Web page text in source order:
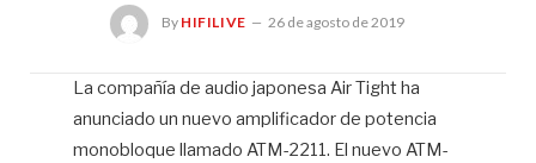
By HIFILIVE 26 de agosto de 2019
La compañía de audio japonesa Air Tight ha
anunciado un nuevo amplificador de potencia
monobloque llamado ATM-2211. El nuevo ATM-